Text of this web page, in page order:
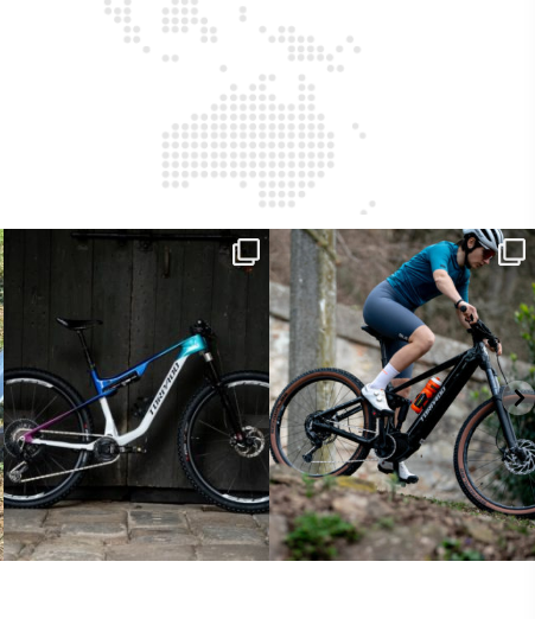
ReNero R è stata sviluppata per offrire
Ieri erano distanze. Oggi con Xanto S
sono...
25 0